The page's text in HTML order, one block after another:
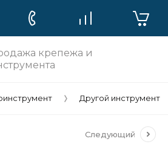
крепежа и
Другой инструмент
Следующий